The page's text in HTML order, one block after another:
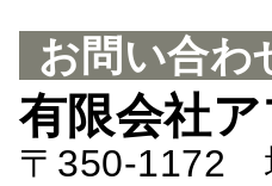
お問い合わ
有限会社
〒350-1172